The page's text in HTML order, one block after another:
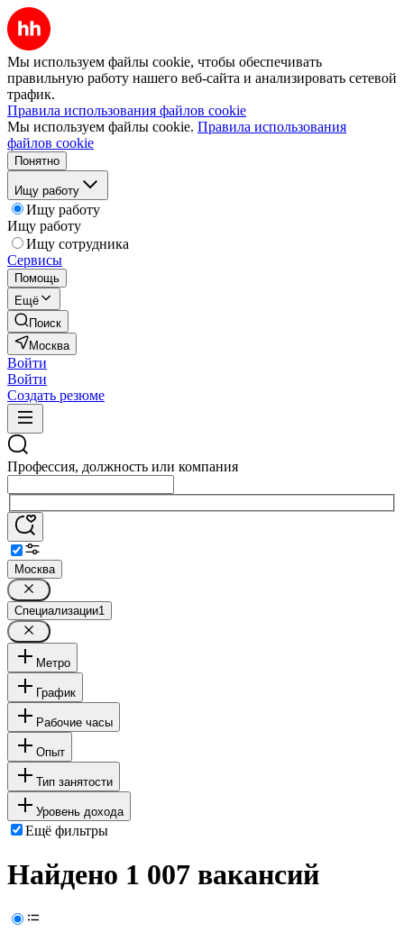
Мы используем файлы cookie, чтобы обеспечивать
правильную работу нашего веб-сайта и анализировать сетевой
трафик.
Правила использования файлов cookie
Мы используем файлы cookie. Правила использования
файлов cookie
Понятно
Ищу работу
Ищу работу
Ищу работу
Ищу сотрудника
Сервисы
Помощь
Ещё
Поиск
Москва
Войти
Войти
Создать резюме
Профессия, должность или компания
Москва
Специализации1
Метро
График
Рабочие часы
Опыт
Тип занятости
Уровень дохода
Ещё фильтры
Найдено 1 007 вакансий